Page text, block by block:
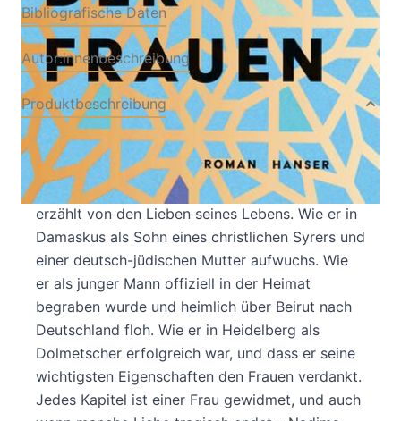
Bibliografische Daten
Autor:innenbeschreibung
Produktbeschreibung
Ein Feuerwerk der Liebe und eine Hommage an
die Kraft der Frauen – der neue Roman des
Bestsellerautors Rafik Schami Nadim Suri
erzählt von den Lieben seines Lebens. Wie er in
Damaskus als Sohn eines christlichen Syrers und
einer deutsch-jüdischen Mutter aufwuchs. Wie
er als junger Mann offiziell in der Heimat
begraben wurde und heimlich über Beirut nach
Deutschland floh. Wie er in Heidelberg als
Dolmetscher erfolgreich war, und dass er seine
wichtigsten Eigenschaften den Frauen verdankt.
Jedes Kapitel ist einer Frau gewidmet, und auch